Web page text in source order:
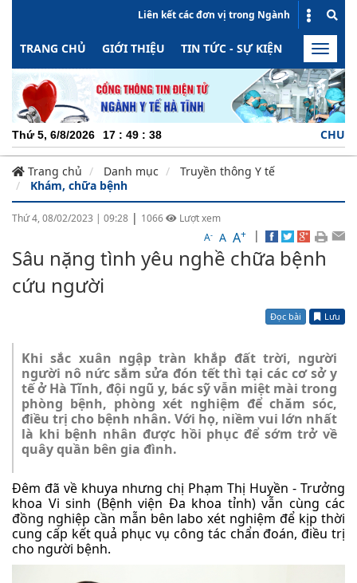
Liên kết các đơn vị trong Ngành
TRANG CHỦ GIỚI THIỆU TIN TỨC - SỰ KIỆN HOẠT
Toggle
Thứ 5, 6/8/2026 17 : 49 : 39 CHUYÊN
Trang chủ Danh mục
Truyền thông Y tế
Khám, chữa bệnh
Thứ 4, 08/02/2023 | 09:28 | 1066
Lượt xem
A- A A+ |
Sâu nặng tình yêu nghề chữa bệnh
cứu người
Đọc bài Lưu
Khi sắc xuân ngập tràn khắp đất trời, người
người nô nức sắm sửa đón tết thì tại các cơ sở y
tế ở Hà Tĩnh, đội ngũ y, bác sỹ vẫn miệt mài trong
phòng bệnh, phòng xét nghiệm để chăm sóc,
điều trị cho bệnh nhân. Với họ, niềm vui lớn nhất
là khi bệnh nhân được hồi phục để sớm trở về
quây quần bên gia đình.
Đêm đã về khuya nhưng chị Phạm Thị Huyền - Trưởng
khoa Vi sinh (Bệnh viện Đa khoa tỉnh) vẫn cùng các
đồng nghiệp cần mẫn bên labo xét nghiệm để kịp thời
cung cấp kết quả phục vụ công tác chẩn đoán, điều trị
cho người bệnh.